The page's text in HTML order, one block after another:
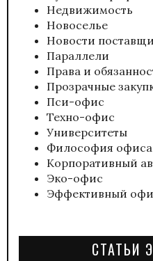
Недвижимость
Новоселье
Новости
Параллели
Права и
Прозрачные
Пси-офис
Техно-офис
Университеты
Философия офиса
Корпоративный
Эко-офис
Эффективный
СТАТЬИ